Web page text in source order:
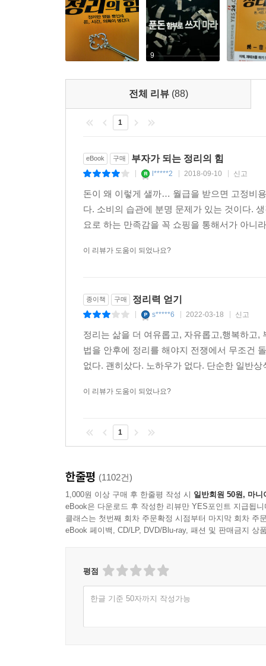
싶던 정리 습관은 바로 내 것이 된다. 3부 ‘부자처
정리를 권할 수 있는 방법 등이 실려 있다.
부자가 되는 정리의 기적은 내게도 일어날 수 있다
독일 경제학자 하노 벡은 사람들은 보통 특별한
대가를 치를 수 있다고 지적했다. 더 좋은 대안을
정리라는 행동을 할수록 작은 성공의 경험이
시작해보자. 하루 한 뼘 부자가 되는 정리의 기적
추천사
정리라는 개념이 부의 축적에 있어 자산관리와
모으는 방법에 대해 알려주는 책은 많지만, 좀 더
스쳐 지나갈 뿐이라는 생각이 든다면, 이 책을 추천
물건으로부터 자유로워지는 방법을 알게 되어 좋
_ 최서연(마이크로소프트 마케팅매니저)
최근 ‘정리’를 주제로 한 수많은 책들 중 체계
주장하는 것에 그치지 않고 왜 부자가 될 수밖에
_ 유돈교(법무법인 (유)산경 변호사)
9
전체 리뷰 (88)
1
eBook 구매 부자가 되는 정리의 힘
l*****2 2018-09-10 신고
돈이 왜 이렇게 샐까… 월급을 받으면 고정비
다. 소비의 습관에 분명 문제가 있는 것이다.
요로 하는 만족감을 꼭 쇼핑을 통해서가 아니
이 리뷰가 도움이 되었나요?
종이책 구매 정리력 얻기
s*****6 2022-03-18 신고
정리는 삶을 더 여유롭고, 자유롭고,행복하고
법을 안후에 정리를 해야지 전쟁에서 무조건
없다. 괜히샀다. 노하우가 없다. 단순한 일반
이 리뷰가 도움이 되었나요?
1
한줄평 (1102건)
1,000원 이상 구매 후 한줄평 작성 시 일반회원 50원, 마니
eBook은 다운로드 후 작성한 리뷰만 YES포인트 지급됩니
클래스는 첫번째 회차 주문확정 시점부터 마지막 회차 주
eBook 페이백, CD/LP, DVD/Blu-ray, 패션 및 판매금지 상
평점
한글 기준 50자까지 작성가능